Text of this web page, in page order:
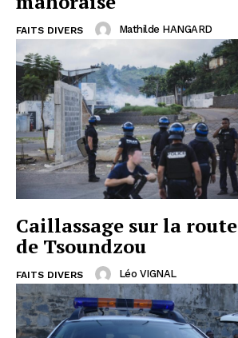
FAITS DIVERS Mathilde HANGARD
Caillassage sur la route
de Tsoundzou
FAITS DIVERS Léo VIGNAL